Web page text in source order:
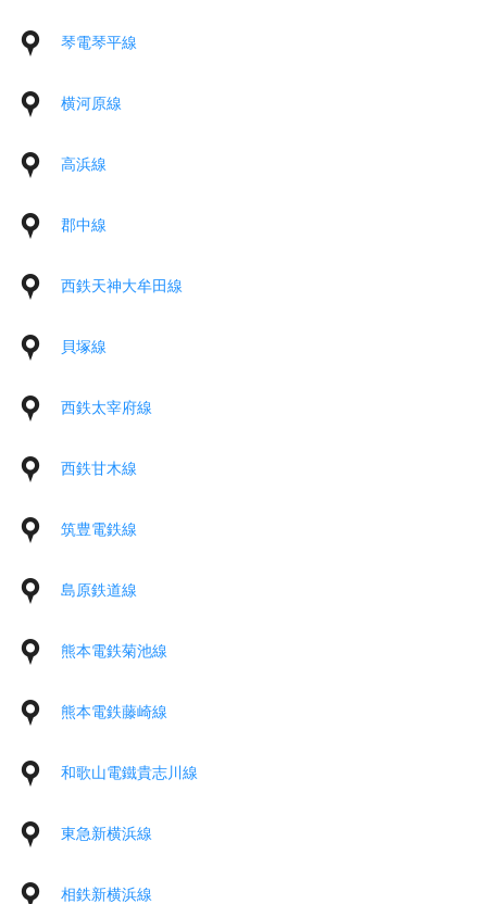
琴電琴平線
横河原線
高浜線
郡中線
西鉄天神大牟田線
貝塚線
西鉄太宰府線
西鉄甘木線
筑豊電鉄線
島原鉄道線
熊本電鉄菊池線
熊本電鉄藤崎線
和歌山電鐵貴志川線
東急新横浜線
相鉄新横浜線